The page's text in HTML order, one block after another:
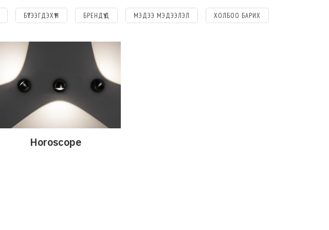
БҮТЭЭГДЭХҮҮН БРЕНДҮҮД МЭДЭЭ МЭДЭЭЛЭЛ ХОЛБОО БАРИХ
ДэлгэрэнгүйHoroscope